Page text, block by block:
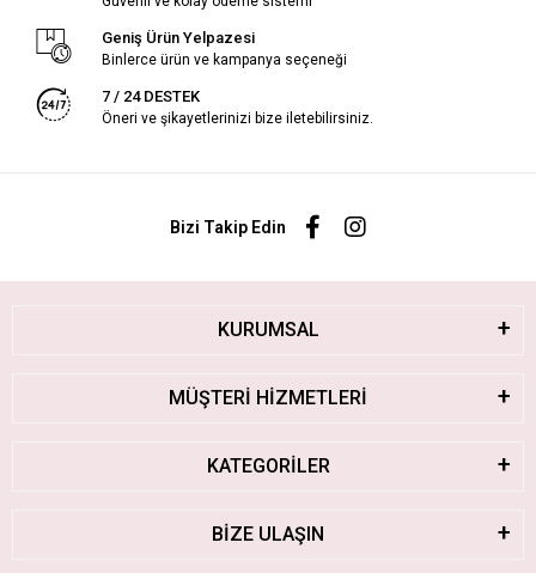
Geniş Ürün Yelpazesi
Binlerce ürün ve kampanya seçeneği
7 / 24 DESTEK
Öneri ve şikayetlerinizi bize iletebilirsiniz.
Bizi Takip Edin
KURUMSAL
MÜŞTERİ HİZMETLERİ
KATEGORİLER
BİZE ULAŞIN